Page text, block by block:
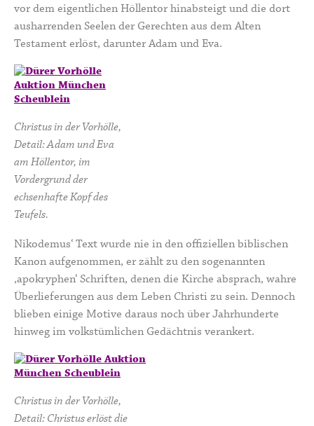
vor dem eigentlichen Höllentor hinabsteigt und die dort
ausharrenden Seelen der Gerechten aus dem Alten
Testament erlöst, darunter Adam und Eva.
Christus in der Vorhölle,
Detail: Adam und Eva
am Höllentor, im
Vordergrund der
echsenhafte Kopf des
Teufels.
Nikodemus‘ Text wurde nie in den offiziellen biblischen
Kanon aufgenommen, er zählt zu den sogenannten
,apokryphen‘ Schriften, denen die Kirche absprach, wahre
Überlieferungen aus dem Leben Christi zu sein. Dennoch
blieben einige Motive daraus noch über Jahrhunderte
hinweg im volkstümlichen Gedächtnis verankert.
Christus in der Vorhölle,
Detail: Christus erlöst die